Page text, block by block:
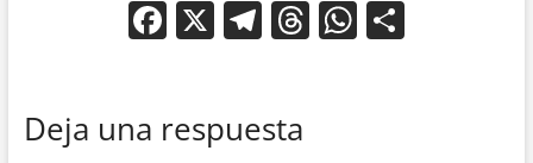
F
b
X T
gr
T W
Deja una respuesta